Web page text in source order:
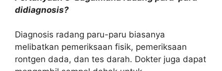
didiagnosis?
Diagnosis radang paru-paru biasanya
melibatkan pemeriksaan fisik, pemeriksaan
rontgen dada, dan tes darah. Dokter juga dapat